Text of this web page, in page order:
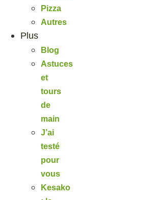
Pizza
Autres
Plus
Blog
Astuces
et
tours
de
main
J’ai
testé
pour
vous
Kesako